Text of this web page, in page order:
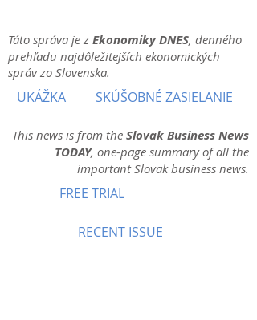
Táto správa je z Ekonomiky DNES, denného
prehľadu najdôležitejších ekonomických
správ zo Slovenska.
UKÁŽKA SKÚŠOBNÉ ZASIELANIE
This news is from the Slovak Business News
TODAY, one-page summary of all the
important Slovak business news.
FREE TRIAL
RECENT ISSUE